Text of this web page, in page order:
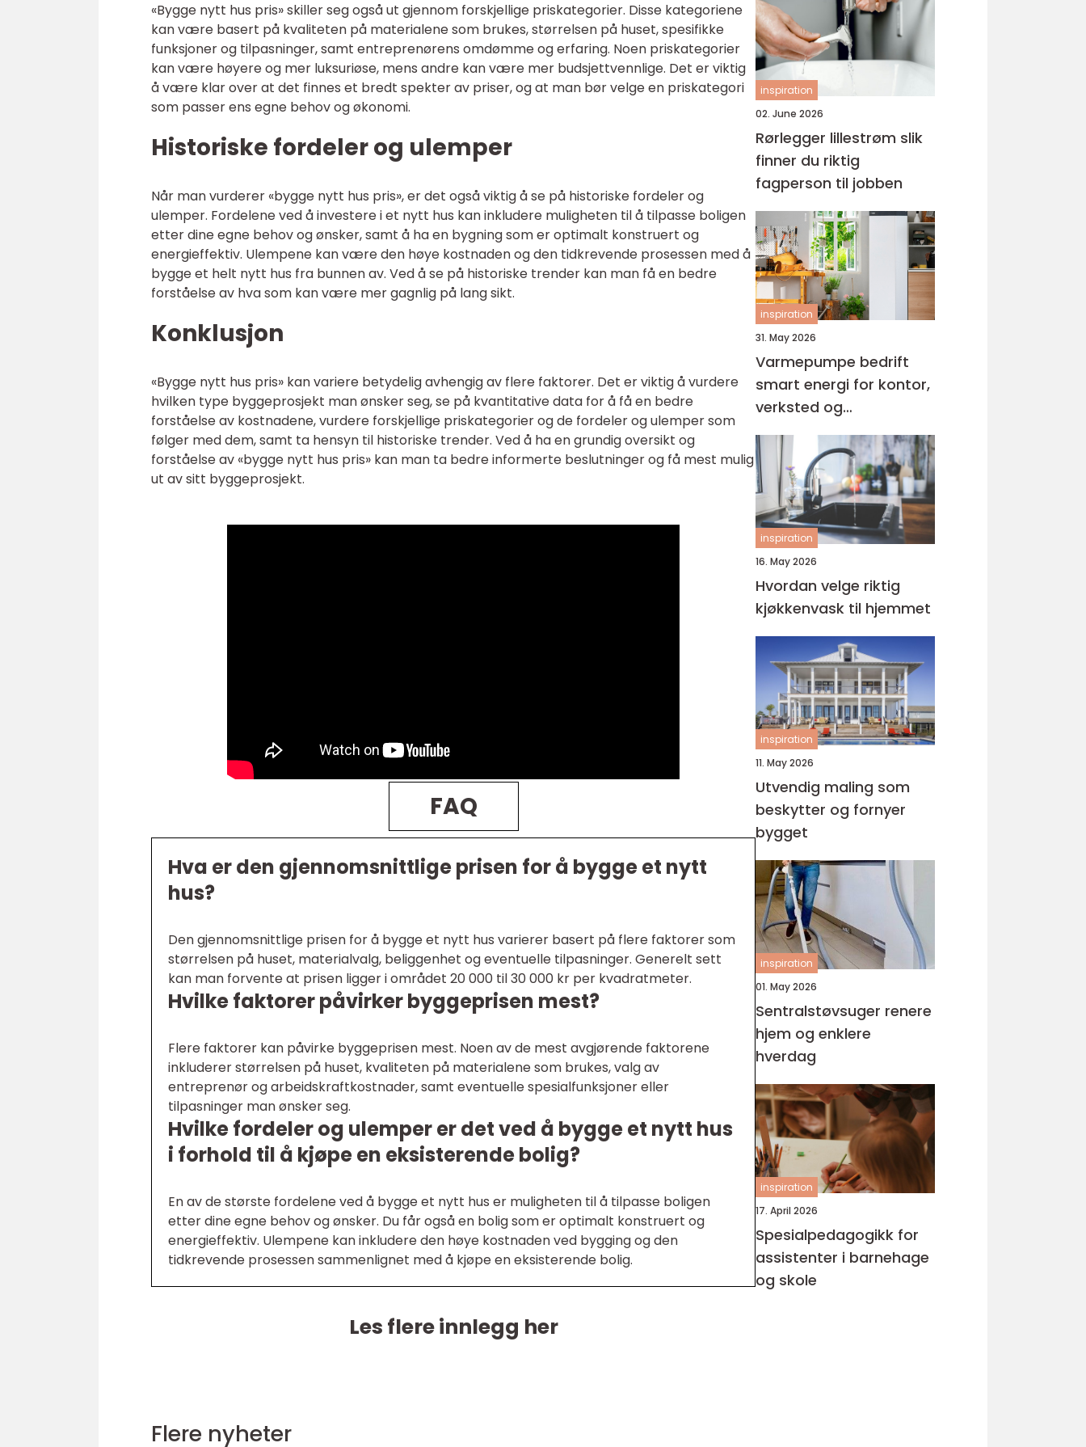
«Bygge nytt hus pris» skiller seg også ut gjennom forskjellige priskategorier. Disse kategoriene
kan være basert på kvaliteten på materialene som brukes, størrelsen på huset, spesifikke
funksjoner og tilpasninger, samt entreprenørens omdømme og erfaring. Noen priskategorier
kan være høyere og mer luksuriøse, mens andre kan være mer budsjettvennlige. Det er viktig
å være klar over at det finnes et bredt spekter av priser, og at man bør velge en priskategori
som passer ens egne behov og økonomi.
Historiske fordeler og ulemper
Når man vurderer «bygge nytt hus pris», er det også viktig å se på historiske fordeler og
ulemper. Fordelene ved å investere i et nytt hus kan inkludere muligheten til å tilpasse boligen
etter dine egne behov og ønsker, samt å ha en bygning som er optimalt konstruert og
energieffektiv. Ulempene kan være den høye kostnaden og den tidkrevende prosessen med å
bygge et helt nytt hus fra bunnen av. Ved å se på historiske trender kan man få en bedre
forståelse av hva som kan være mer gagnlig på lang sikt.
Konklusjon
«Bygge nytt hus pris» kan variere betydelig avhengig av flere faktorer. Det er viktig å vurdere
hvilken type byggeprosjekt man ønsker seg, se på kvantitative data for å få en bedre
forståelse av kostnadene, vurdere forskjellige priskategorier og de fordeler og ulemper som
følger med dem, samt ta hensyn til historiske trender. Ved å ha en grundig oversikt og
forståelse av «bygge nytt hus pris» kan man ta bedre informerte beslutninger og få mest mulig
ut av sitt byggeprosjekt.
FAQ
Hva er den gjennomsnittlige prisen for å bygge et nytt
hus?
Den gjennomsnittlige prisen for å bygge et nytt hus varierer basert på flere faktorer som
størrelsen på huset, materialvalg, beliggenhet og eventuelle tilpasninger. Generelt sett
kan man forvente at prisen ligger i området 20 000 til 30 000 kr per kvadratmeter.
Hvilke faktorer påvirker byggeprisen mest?
Flere faktorer kan påvirke byggeprisen mest. Noen av de mest avgjørende faktorene
inkluderer størrelsen på huset, kvaliteten på materialene som brukes, valg av
entreprenør og arbeidskraftkostnader, samt eventuelle spesialfunksjoner eller
tilpasninger man ønsker seg.
Hvilke fordeler og ulemper er det ved å bygge et nytt hus
i forhold til å kjøpe en eksisterende bolig?
En av de største fordelene ved å bygge et nytt hus er muligheten til å tilpasse boligen
etter dine egne behov og ønsker. Du får også en bolig som er optimalt konstruert og
energieffektiv. Ulempene kan inkludere den høye kostnaden ved bygging og den
tidkrevende prosessen sammenlignet med å kjøpe en eksisterende bolig.
Les flere innlegg her
inspiration
02. June 2026
Rørlegger lillestrøm slik
finner du riktig
fagperson til jobben
inspiration
31. May 2026
Varmepumpe bedrift
smart energi for kontor,
verksted og
næringsbygg
inspiration
16. May 2026
Hvordan velge riktig
kjøkkenvask til hjemmet
inspiration
11. May 2026
Utvendig maling som
beskytter og fornyer
bygget
inspiration
01. May 2026
Sentralstøvsuger renere
hjem og enklere
hverdag
inspiration
17. April 2026
Spesialpedagogikk for
assistenter i barnehage
og skole
Flere nyheter